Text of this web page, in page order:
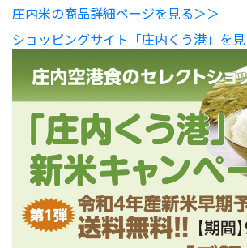
庄内米の商品詳細ページを見る＞＞
ショッピングサイト「庄内くう港」を